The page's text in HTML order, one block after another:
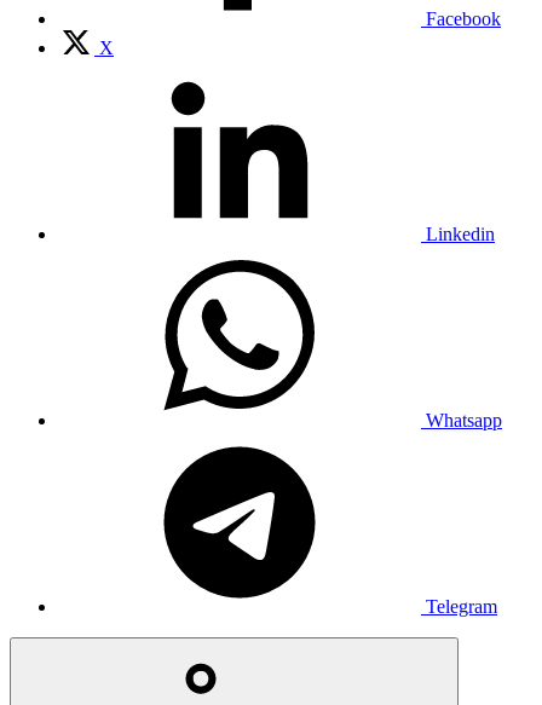
Facebook
X
Linkedin
Whatsapp
Telegram